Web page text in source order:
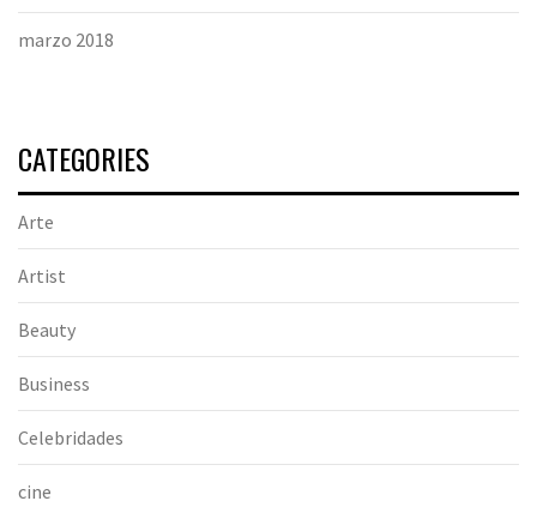
marzo 2018
CATEGORIES
Arte
Artist
Beauty
Business
Celebridades
cine